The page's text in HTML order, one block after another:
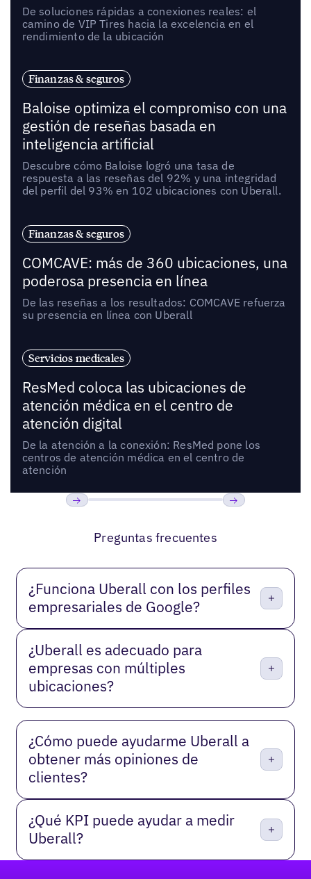
De soluciones rápidas a conexiones reales: el
camino de VIP Tires hacia la excelencia en el
rendimiento de la ubicación
Finanzas & seguros
Baloise optimiza el compromiso con una
gestión de reseñas basada en
inteligencia artificial
Descubre cómo Baloise logró una tasa de
respuesta a las reseñas del 92% y una integridad
del perfil del 93% en 102 ubicaciones con Uberall.
Finanzas & seguros
COMCAVE: más de 360 ubicaciones, una
poderosa presencia en línea
De las reseñas a los resultados: COMCAVE refuerza
su presencia en línea con Uberall
Servicios medicales
ResMed coloca las ubicaciones de
atención médica en el centro de
atención digital
De la atención a la conexión: ResMed pone los
centros de atención médica en el centro de
atención
Preguntas frecuentes
¿Funciona Uberall con los perfiles
empresariales de Google?
¿Uberall es adecuado para
empresas con múltiples
ubicaciones?
¿Cómo puede ayudarme Uberall a
obtener más opiniones de
clientes?
¿Qué KPI puede ayudar a medir
Uberall?